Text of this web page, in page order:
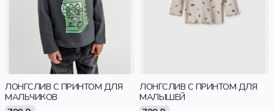
ЛОНГСЛИВ С ПРИНТОМ ДЛЯ
МАЛЬЧИКОВ
ЛОНГСЛИВ С ПРИНТОМ ДЛЯ
МАЛЫШЕЙ